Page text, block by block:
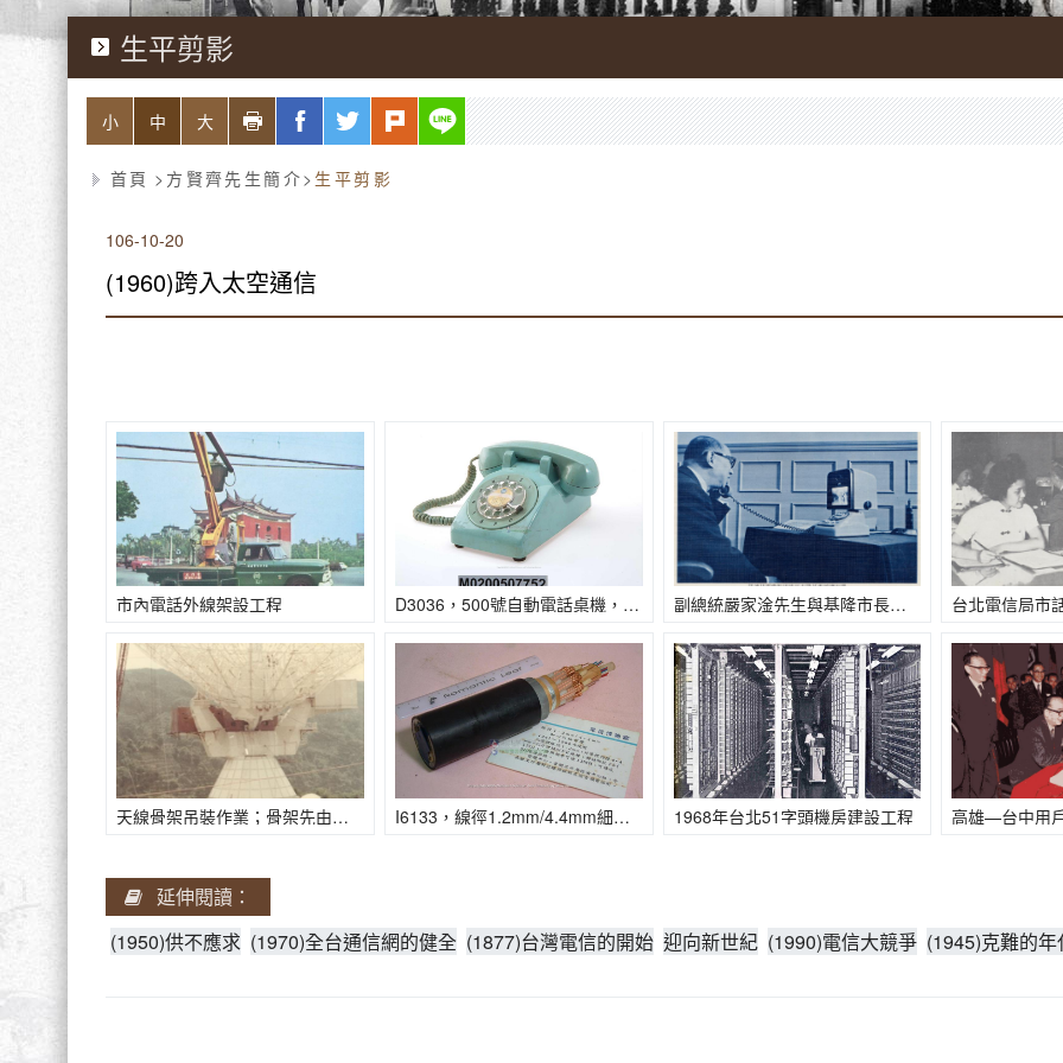
生平剪影
略過字型切換，社群分享工具列
小 中 大 列印 facebook
twitter plurk line
首頁 方賢齊先生簡介 生平剪影
106-10-20
(1960)跨入太空通信
市內電話外線架設工程 D3036，500號自動電話桌機，1件。13*24*13（長*寬*高∕公分）。1950年 副總統嚴家淦先生與基隆市長以影像電話直接通話
天線骨架吊裝作業；骨架先由地面組裝再吊至基座上固定，整組骨架重約百噸且體積龐大需好幾台大型吊車配合作業 I6133，線徑1.2mm/4.4mm細心同軸電纜，1件。3*3*30（長*寬*高∕公分）。1967年 1968年台北51字頭機房建設工程
延伸閱讀：
(1950)供不應求 (1970)全台通信網的健全 (1877)台灣電信的開始 迎向新世紀 (1990)電信大競爭 (1945)克難的年